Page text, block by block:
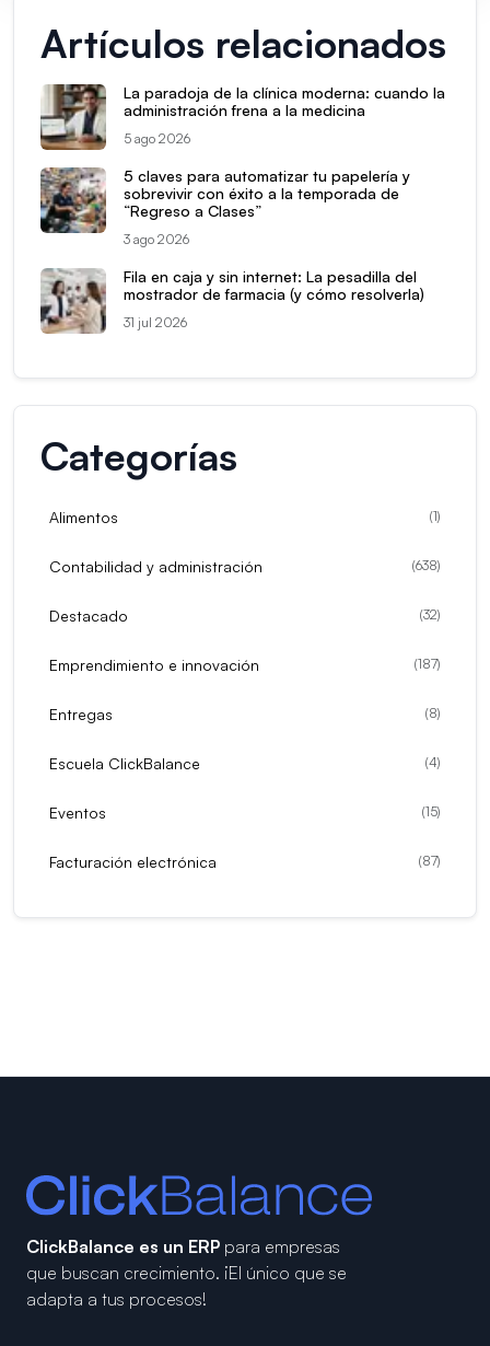
Artículos relacionados
La paradoja de la clínica moderna: cuando la
administración frena a la medicina
5 ago 2026
5 claves para automatizar tu papelería y
sobrevivir con éxito a la temporada de
“Regreso a Clases”
3 ago 2026
Fila en caja y sin internet: La pesadilla del
mostrador de farmacia (y cómo resolverla)
31 jul 2026
Categorías
Alimentos (1)
Contabilidad y administración (638)
Destacado (32)
Emprendimiento e innovación (187)
Entregas (8)
Escuela ClickBalance (4)
Eventos (15)
Facturación electrónica (87)
ClickBalance es un ERP para empresas
que buscan crecimiento. ¡El único que se
adapta a tus procesos!